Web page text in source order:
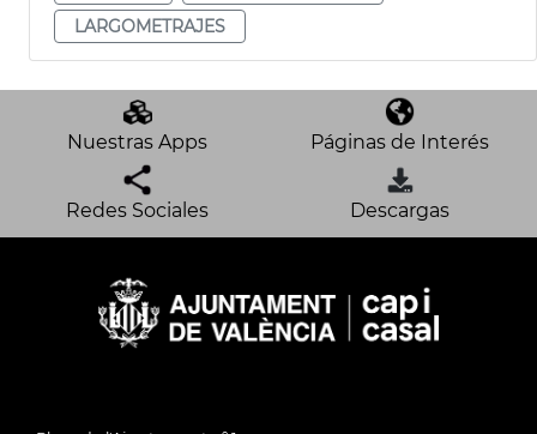
LARGOMETRAJES
Nuestras Apps Páginas de Interés
Redes Sociales Descargas